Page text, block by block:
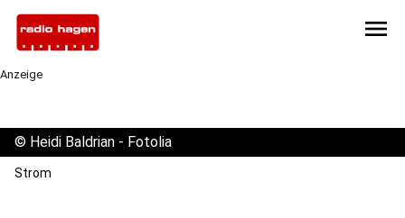
menu
Anzeige
© Heidi Baldrian - Fotolia
Strom